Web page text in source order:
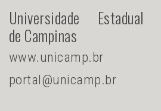
Universidade Estadual
de Campinas
www.unicamp.br
portal@unicamp.br